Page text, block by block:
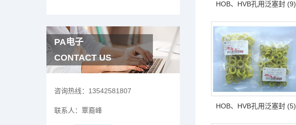
PA电子
CONTACT US
咨询热线： 13542581807
联系人： 覃裔峰
HOB、HVB孔用泛塞封 (9)
HOB、HVB孔用泛塞封 (5)